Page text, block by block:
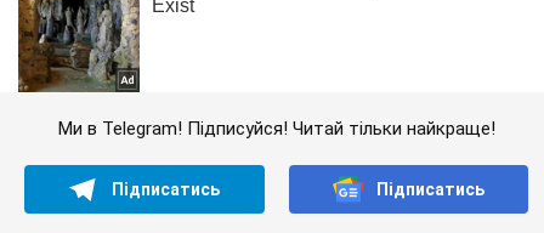
Ми в Telegram! Підписуйся! Читай тільки найкраще!
Підписатись Підписатись